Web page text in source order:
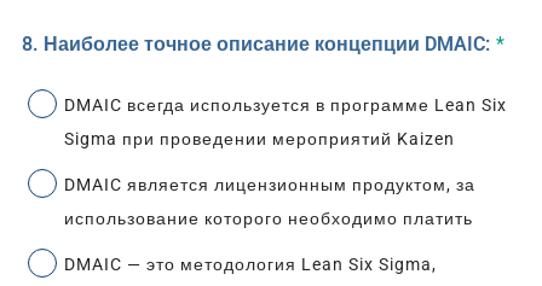
8. Наиболее точное описание концепции DMAIC: *
DMAIC всегда используется в программе Lean Six
Sigma при проведении мероприятий Kaizen
DMAIC является лицензионным продуктом, за
использование которого необходимо платить
DMAIC — это методология Lean Six Sigma,